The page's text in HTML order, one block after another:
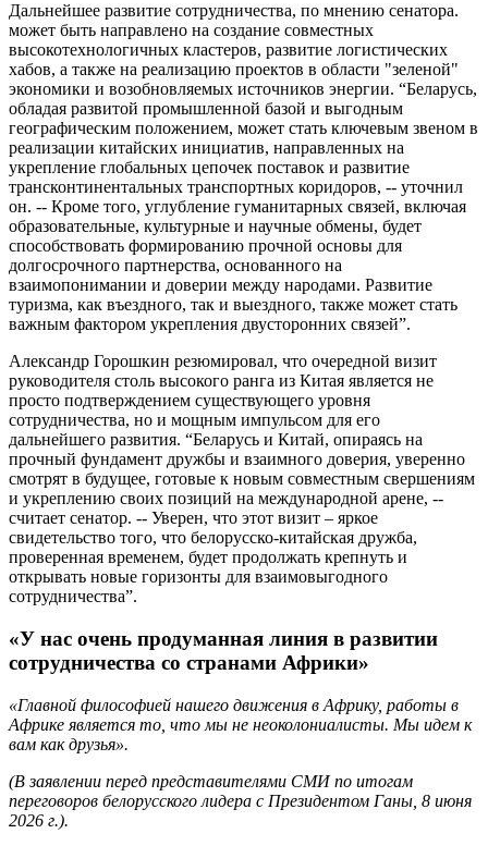
Дальнейшее развитие сотрудничества, по мнению сенатора.
может быть направлено на создание совместных
высокотехнологичных кластеров, развитие логистических
хабов, а также на реализацию проектов в области "зеленой"
экономики и возобновляемых источников энергии. “Беларусь,
обладая развитой промышленной базой и выгодным
географическим положением, может стать ключевым звеном в
реализации китайских инициатив, направленных на
укрепление глобальных цепочек поставок и развитие
трансконтинентальных транспортных коридоров, -- уточнил
он. -- Кроме того, углубление гуманитарных связей, включая
образовательные, культурные и научные обмены, будет
способствовать формированию прочной основы для
долгосрочного партнерства, основанного на
взаимопонимании и доверии между народами. Развитие
туризма, как въездного, так и выездного, также может стать
важным фактором укрепления двусторонних связей”.
Александр Горошкин резюмировал, что очередной визит
руководителя столь высокого ранга из Китая является не
просто подтверждением существующего уровня
сотрудничества, но и мощным импульсом для его
дальнейшего развития. “Беларусь и Китай, опираясь на
прочный фундамент дружбы и взаимного доверия, уверенно
смотрят в будущее, готовые к новым совместным свершениям
и укреплению своих позиций на международной арене, --
считает сенатор. -- Уверен, что этот визит – яркое
свидетельство того, что белорусско-китайская дружба,
проверенная временем, будет продолжать крепнуть и
открывать новые горизонты для взаимовыгодного
сотрудничества”.
«У нас очень продуманная линия в развитии
сотрудничества со странами Африки»
«Главной философией нашего движения в Африку, работы в
Африке является то, что мы не неоколониалисты. Мы идем к
вам как друзья».
(В заявлении перед представителями СМИ по итогам
переговоров белорусского лидера с Президентом Ганы, 8 июня
2026 г.).